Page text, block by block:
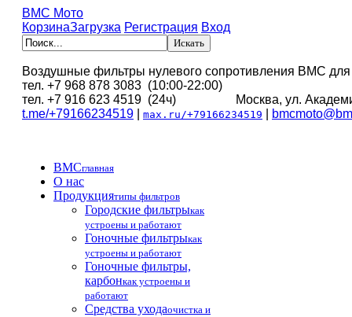
BMC Мото
КорзинаЗагрузка Регистрация Вход
Воздушные фильтры нулевого сопротивления BMC
тел. +7 968 878 3083 (10:00-22:00)
тел. +7 916 623 4519 (24ч) Москва, ул.
t.me/+79166234519
max.ru/+79166234519
BMCглавная
О нас
Продукциятипы фильтров
Городские фильтрыкак
устроены и работают
Гоночные фильтрыкак
устроены и работают
Гоночные фильтры,
карбонкак устроены и
работают
Средства уходаочистка и